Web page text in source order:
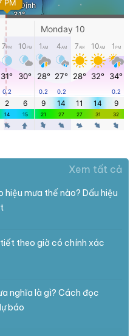
Xem tất cả
hiệu mưa thế nào? Dấu hiệu
theo giờ có chính xác
nghĩa là gì? Cách đọc
báo